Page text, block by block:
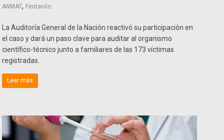
ANMAT, Fentanilo
La Auditoría General de la Nación reactivó su participación en
el caso y dará un paso clave para auditar al organismo
científico-técnico junto a familiares de las 173 víctimas
registradas.
Leer más